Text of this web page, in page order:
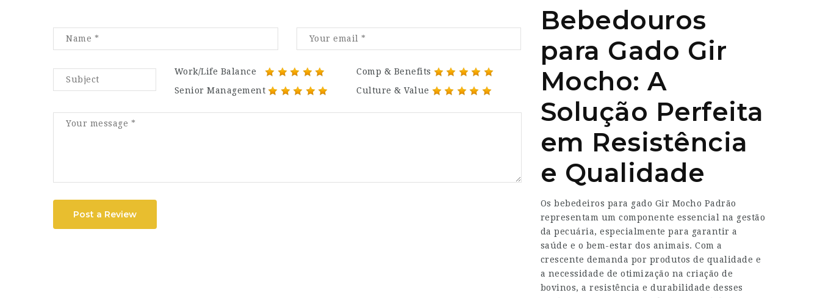
Work/Life Balance
Comp & Benefits
Senior Management
Culture & Value
Post a Review
Bebedouros
para Gado Gir
Mocho: A
Solução Perfeita
em Resistência
e Qualidade
Os bebedeiros para gado Gir Mocho Padrão
representam um componente essencial na gestão
da pecuária, especialmente para garantir a
saúde e o bem-estar dos animais. Com a
crescente demanda por produtos de qualidade e
a necessidade de otimização na criação de
bovinos, a resistência e durabilidade desses